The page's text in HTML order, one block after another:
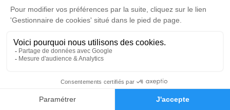
Faire-part Hommages
mercredi 31 juillet 2024 à 10h00
Crématorium Corné de Loire-Authion
54 Route des Rimoux